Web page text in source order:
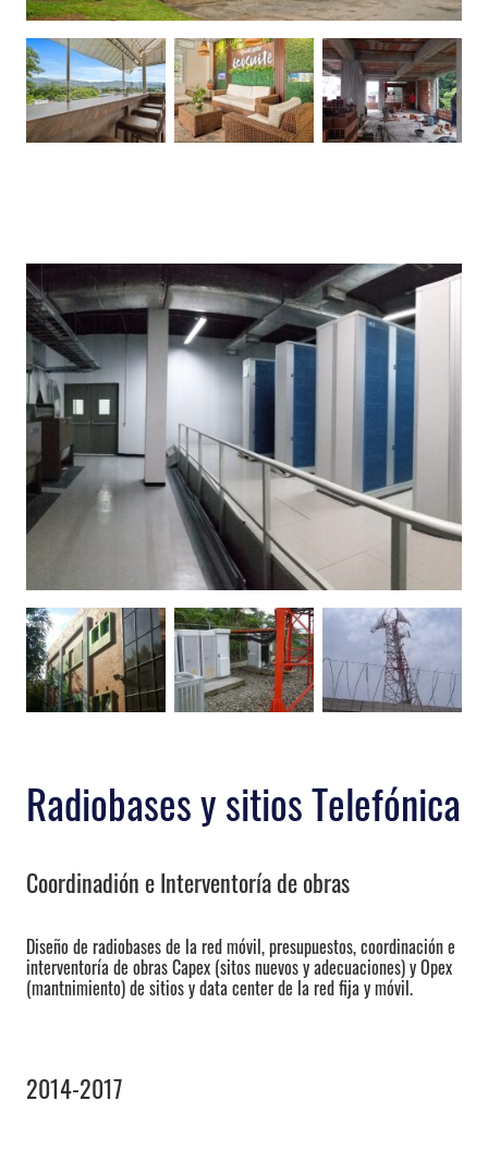
Radiobases y sitios Telefónica
Coordinadión e Interventoría de obras
Diseño de radiobases de la red móvil, presupuestos, coordinación e
interventoría de obras Capex (sitos nuevos y adecuaciones) y Opex
(mantnimiento) de sitios y data center de la red fija y móvil.
2014-2017